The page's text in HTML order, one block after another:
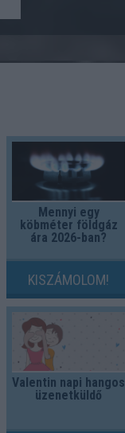
Mennyi egy
köbméter földgáz
ára 2026-ban?
KISZÁMOLOM!
Valentin napi hangos
üzenetküldő